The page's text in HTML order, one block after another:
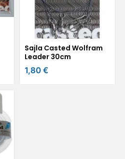
Sajla Casted Wolfram
Leader 30cm
1,80 €